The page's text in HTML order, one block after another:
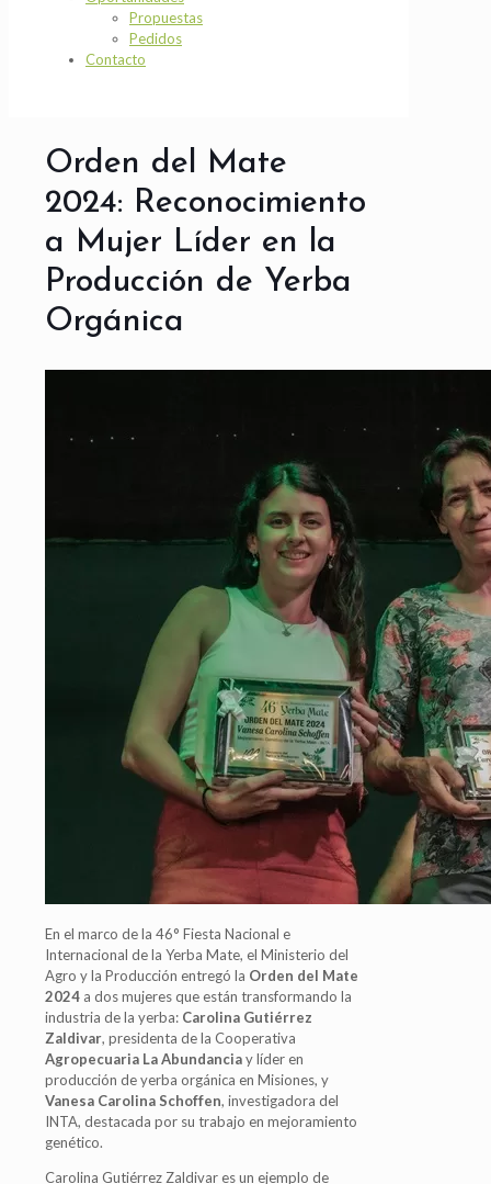
Propuestas
Pedidos
Contacto
Orden del Mate
2024: Reconocimiento
a Mujer Líder en la
Producción de Yerba
Orgánica
En el marco de la 46° Fiesta Nacional e
Internacional de la Yerba Mate, el Ministerio del
Agro y la Producción entregó la Orden del Mate
2024 a dos mujeres que están transformando la
industria de la yerba: Carolina Gutiérrez
Zaldivar, presidenta de la Cooperativa
Agropecuaria La Abundanciay líder en
producción de yerba orgánica en Misiones, y
Vanesa Carolina Schoffen, investigadora del
INTA, destacada por su trabajo en mejoramiento
genético.
Carolina Gutiérrez Zaldivar es un ejemplo de